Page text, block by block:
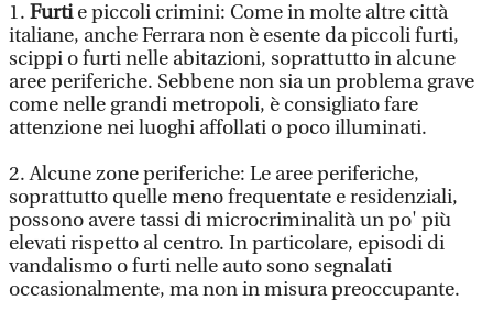
1. Furtie piccoli crimini: Come in molte altre città
italiane, anche Ferrara non è esente da piccoli furti,
scippi o furti nelle abitazioni, soprattutto in alcune
aree periferiche. Sebbene non sia un problema grave
come nelle grandi metropoli, è consigliato fare
attenzione nei luoghi affollati o poco illuminati.
2. Alcune zone periferiche: Le aree periferiche,
soprattutto quelle meno frequentate e residenziali,
possono avere tassi di microcriminalità un po' più
elevati rispetto al centro. In particolare, episodi di
vandalismo o furti nelle auto sono segnalati
occasionalmente, ma non in misura preoccupante.